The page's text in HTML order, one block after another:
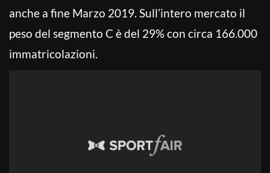
anche a fine Marzo 2019. Sull’intero mercato il
peso del segmento C è del 29% con circa 166.000
immatricolazioni.